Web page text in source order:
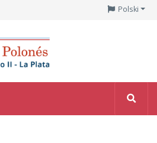
Polski